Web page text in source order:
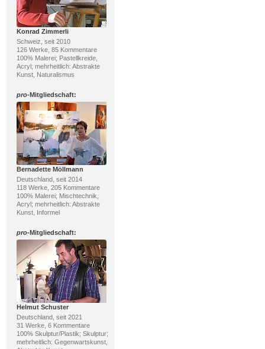
Konrad Zimmerli
Schweiz, seit 2010
126 Werke, 85 Kommentare
100% Malerei; Pastellkreide,
Acryl; mehrheitlich: Abstrakte
Kunst, Naturalismus
pro-Mitgliedschaft:
Bernadette Möllmann
Deutschland, seit 2014
118 Werke, 205 Kommentare
100% Malerei; Mischtechnik,
Acryl; mehrheitlich: Abstrakte
Kunst, Informel
pro-Mitgliedschaft:
Helmut Schuster
Deutschland, seit 2021
31 Werke, 6 Kommentare
100% Skulptur/Plastik; Skulptur;
mehrheitlich: Gegenwartskunst,